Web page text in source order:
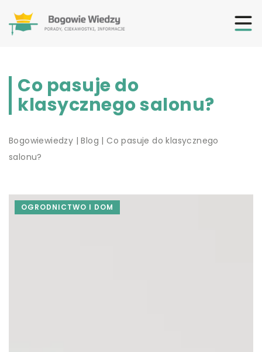
Co pasuje do
klasycznego salonu?
Bogowiewiedzy |Blog |Co pasuje do klasycznego
salonu?
OGRODNICTWO I DOM